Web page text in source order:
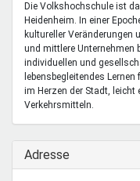
Schule & Beruf
Demokratie & Beteiligung
Die Volkshochschule ist
Heidenheim. In einer
kultureller Veränderungen
und mittlere Unternehmen
individuellen und
lebensbegleitendes
im Herzen der Stadt,
Verkehrsmitteln.
Ausblenden
Adresse